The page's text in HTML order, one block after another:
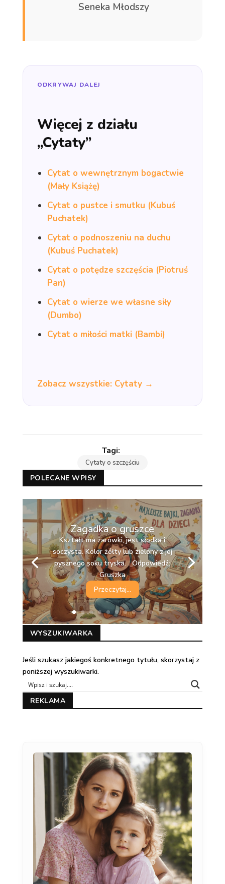
Seneka Młodszy
ODKRYWAJ DALEJ
Więcej z działu
„Cytaty”
Cytat o wewnętrznym bogactwie
(Mały Książę)
Cytat o pustce i smutku (Kubuś
Puchatek)
Cytat o podnoszeniu na duchu
(Kubuś Puchatek)
Cytat o potędze szczęścia (Piotruś
Pan)
Cytat o wierze we własne siły
(Dumbo)
Cytat o miłości matki (Bambi)
Zobacz wszystkie: Cytaty →
Cytaty o szczęściu
POLECANE WPISY
Zagadka o gruszce
Kształt ma żarówki, jest słodka i
soczysta. Kolor żółty lub zielony z jej
pysznego soku tryska. Odpowiedź:
Gruszka
Przeczytaj...
WYSZUKIWARKA
Jeśli szukasz jakiegoś konkretnego tytułu, skorzystaj z
poniższej wyszukiwarki.
REKLAMA